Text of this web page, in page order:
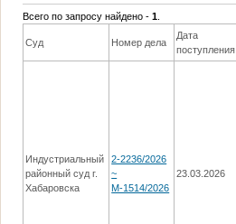
Всего по запросу найдено -1
Суд Номер дела
Дата
поступления
Индустриальный
районный суд г.
Хабаровска
2-2236/2026
~
М-1514/2026
23.03.2026